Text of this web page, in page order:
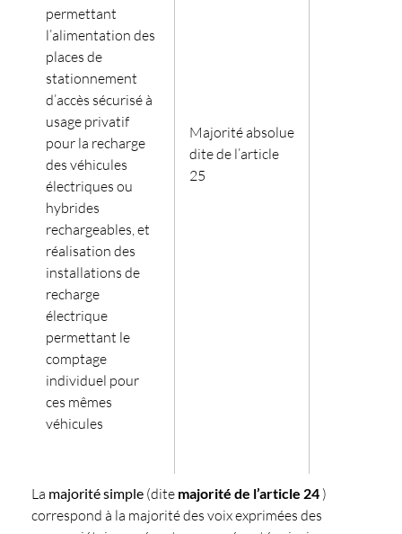
permettant
l’alimentation des
places de
stationnement
d’accès sécurisé à
usage privatif
pour la recharge
des véhicules
électriques ou
hybrides
rechargeables, et
réalisation des
installations de
recharge
électrique
permettant le
comptage
individuel pour
ces mêmes
véhicules
Majorité absolue
dite de l’article
25
La majorité simple (dite majorité de l’article 24 )
correspond à la majorité des voix exprimées des